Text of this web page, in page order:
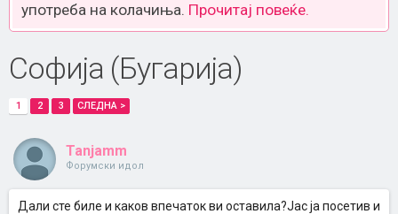
употреба на колачиња. Прочитај повеќе.
Софија (Бугарија)
1 2 3 СЛЕДНА >
Tanjamm
Форумски идол
Дали сте биле и каков впечаток ви оставила?Јас ја посетив и